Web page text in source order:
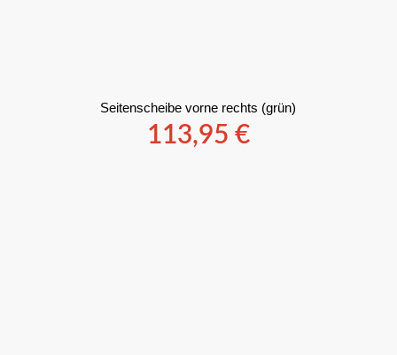
Seitenscheibe vorne rechts (grün)
113,95 €